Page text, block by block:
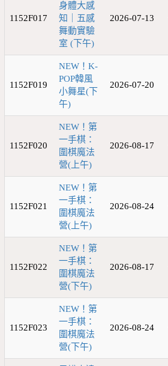
1152F017
身體大感
知｜五感
舞動實驗
室 (下午)
2026-07-13
1152F019
NEW！K-
POP韓風
小舞星(下
午)
2026-07-20
1152F020
NEW！第
一手棋：
圍棋魔法
營(上午)
2026-08-17
1152F021
NEW！第
一手棋：
圍棋魔法
營(上午)
2026-08-24
1152F022
NEW！第
一手棋：
圍棋魔法
營(下午)
2026-08-17
1152F023
NEW！第
一手棋：
圍棋魔法
營(下午)
2026-08-24